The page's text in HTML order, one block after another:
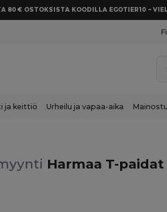
80 € OSTOKSISTA KOODILLA EGOTIER10 –
ja keittiö Urheilu ja vapaa-aika
Harmaa T-paidat